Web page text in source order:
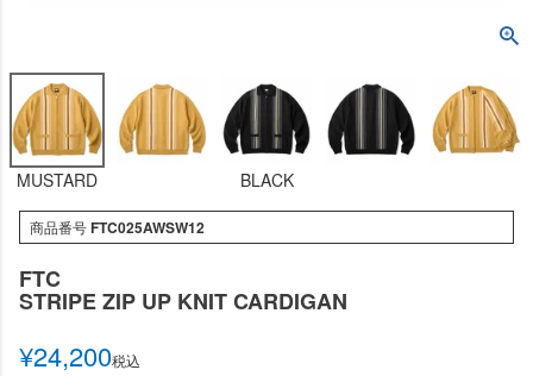
MUSTARD BLACK
商品番号FTC025AWSW12
FTC
STRIPE ZIP UP KNIT CARDIGAN
¥24,200税込